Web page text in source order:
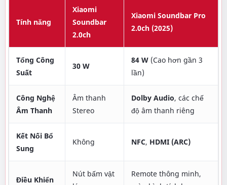
Tính năng
Xiaomi
Soundbar
2.0ch
Xiaomi Soundbar Pro
2.0ch (2025)
Tổng Công
Suất
30 W
84 W (Cao hơn gần 3
lần)
Công Nghệ
Âm Thanh
Âm thanh
Stereo
Dolby Audio, các chế
độ âm thanh riêng
Kết Nối Bổ
Sung
Không NFC, HDMI (ARC)
Điều Khiển
Nút bấm vật
Remote thông minh,